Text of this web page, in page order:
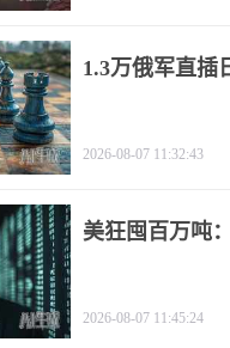
1.3万俄军直插
2026-08-07 11:32:43
美狂囤百万吨
2026-08-07 11:45:24